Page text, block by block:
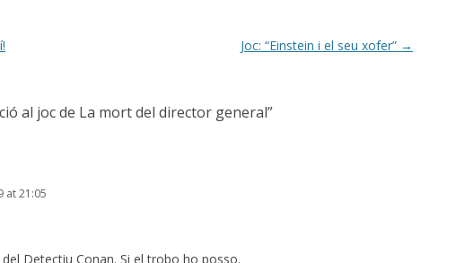
Joc: “Einstein i el seu xofer” →
al joc de La mort del director general”
at 21:05
Detectiu Conan. Si el trobo ho posso.